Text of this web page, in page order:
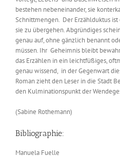
bestehen nebeneinander, sie
Schnittmengen. Der Erzählduktus
sie zu übergehen. Abgründiges
genau auf, ohne gänzlich benannt
müssen. Ihr Geheimnis bleibt
das Erzählen in ein leichtfüßiges,
genau wissend, in der Gegenwart
Roman zieht den Leser in die Stadt
den Kulminationspunkt der
(Sabine Rothemann)
Bibliographie:
Manuela Fuelle